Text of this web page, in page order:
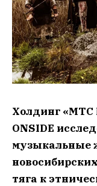
Холдинг «МТС
ONSIDE
музыкальные
тяга к